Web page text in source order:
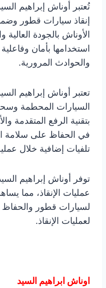
تُعتبر أوناش إبراهيم
إنقاذ سيارات قطور
الأوناش بالجودة العالية
استخدامها بأمان
والحوادث المرورية.
تعتبر أوناش إبراهيم
السيارات المحطمة
بتقنية الرفع المتقدمة
في الحفاظ على سلامة
تلفيات إضافية خلال
توفر أوناش إبراهيم
عمليات الإنقاذ، مما
لسيارات قطور والحفاظ
لعمليات الإنقاذ.
اوناش ابراهيم السيد